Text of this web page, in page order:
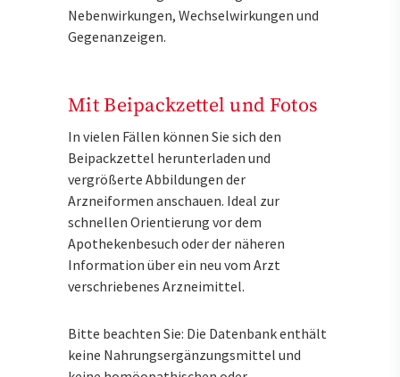
Nebenwirkungen, Wechselwirkungen und
Gegenanzeigen.
Mit Beipackzettel und Fotos
In vielen Fällen können Sie sich den
Beipackzettel herunterladen und
vergrößerte Abbildungen der
Arzneiformen anschauen. Ideal zur
schnellen Orientierung vor dem
Apothekenbesuch oder der näheren
Information über ein neu vom Arzt
verschriebenes Arzneimittel.
Bitte beachten Sie: Die Datenbank enthält
keine Nahrungsergänzungsmittel und